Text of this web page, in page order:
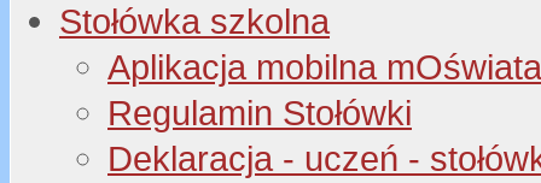
Stołówka szkolna
Aplikacja mobilna
Regulamin Stołówki
Deklaracja - uczeń -